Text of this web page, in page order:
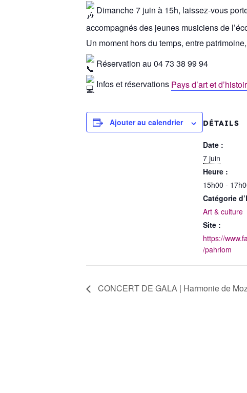
Dimanche 7 juin à 15h, laissez-vous
accompagnés des jeunes musiciens de
Un moment hors du temps, entre
Réservation au 04 73 38 99 94
Infos et réservations Pays d’art et
Ajouter au calendrier DÉTAILS
Date :
7 juin
Heure :
15h00 -
Catégorie
Art & culture
Site :
https://
/pahriom
CONCERT DE GALA | Harmonie de